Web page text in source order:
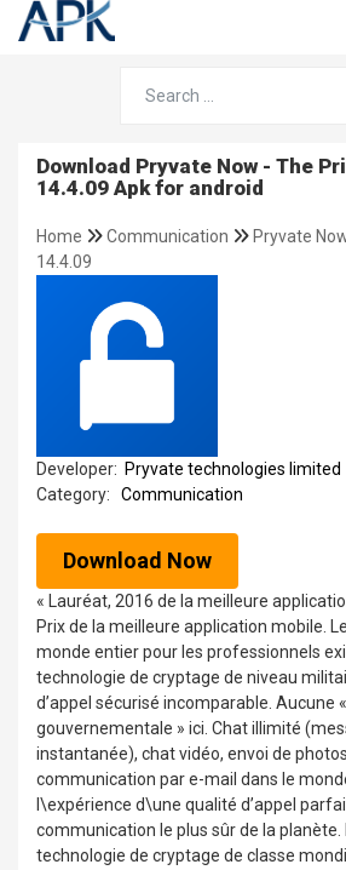
Download Pryvate Now - The
14.4.09 Apk for android
Home Communication
Pryvate
14.4.09
Developer: Pryvate technologies limited
Category:
Communication
Download Now
« Lauréat, 2016 de la meilleure
Prix de la meilleure application mobile.
monde entier pour les professionnels
technologie de cryptage de niveau
d’appel sécurisé incomparable. Aucune
gouvernementale » ici. Chat illimité
instantanée), chat vidéo, envoi de
communication par e-mail dans le
l\expérience d\une qualité d’appel
communication le plus sûr de la
technologie de cryptage de classe